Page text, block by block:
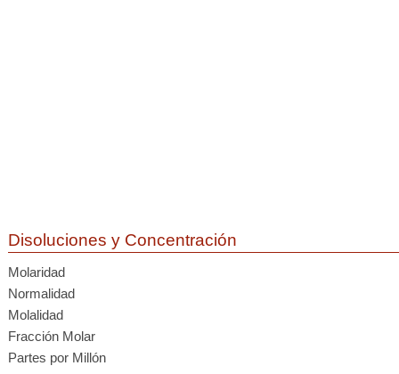
Disoluciones y Concentración
Molaridad
Normalidad
Molalidad
Fracción Molar
Partes por Millón